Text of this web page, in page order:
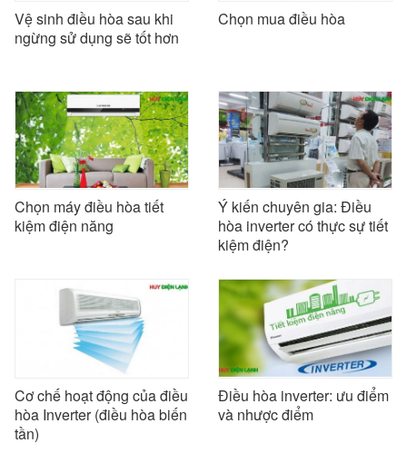
Vệ sinh điều hòa sau khi
ngừng sử dụng sẽ tốt hơn
Chọn mua điều hòa
Chọn máy điều hòa tiết
kiệm điện năng
Ý kiến chuyên gia: Điều
hòa inverter có thực sự tiết
kiệm điện?
Cơ chế hoạt động của điều
hòa Inverter (điều hòa biến
tần)
Điều hòa inverter: ưu điểm
và nhược điểm